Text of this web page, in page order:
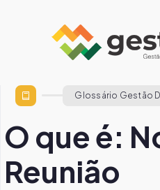
Glossário Gestão
O que é:
Reunião